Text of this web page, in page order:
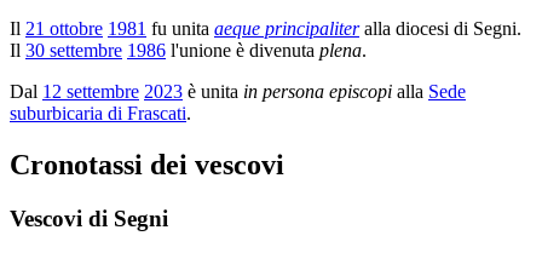
Il 21 ottobre 1981 fu unita aeque principaliteralla diocesi di Segni.
Il 30 settembre 1986 l'unione è divenuta plena.
Dal 12 settembre 2023 è unita in persona episcopi alla Sede
suburbicaria di Frascati.
Cronotassi dei vescovi
Vescovi di Segni